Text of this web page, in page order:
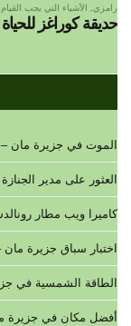
رامزي, الأشياء التي يجب القيام
حديقة كوراغز للحياة
الموت في جزيرة مان –
العثور على مدير
كاميرا ويب مطار
اختبار سباق جزيرة
الطاقة الشمسية في
أفضل مكان في جزيرة